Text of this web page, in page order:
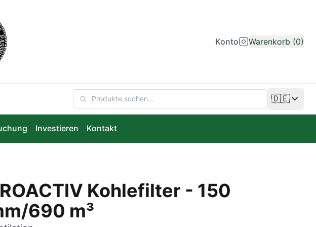
Konto Warenkorb (0)
🇩🇪
Sprache
Investieren Kontakt
Kohlefilter - 150
690 m³